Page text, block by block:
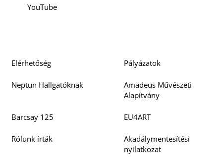
YouTube
Elérhetőség Pályázatok
Neptun Hallgatóknak
Amadeus Művészeti
Alapítvány
Barcsay 125 EU4ART
Rólunk írták
Akadálymentesítési
nyilatkozat